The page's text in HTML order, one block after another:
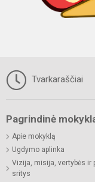
Tvarkaraščiai
Pagrindinė
Apie mokyklą
Ugdymo aplinka
Vizija, misija, vertybės ir
sritys